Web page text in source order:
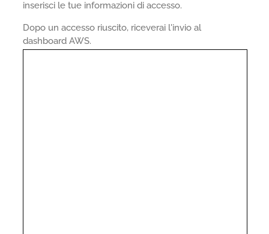
inserisci le tue informazioni di accesso.
Dopo un accesso riuscito, riceverai l'invio al
dashboard AWS.